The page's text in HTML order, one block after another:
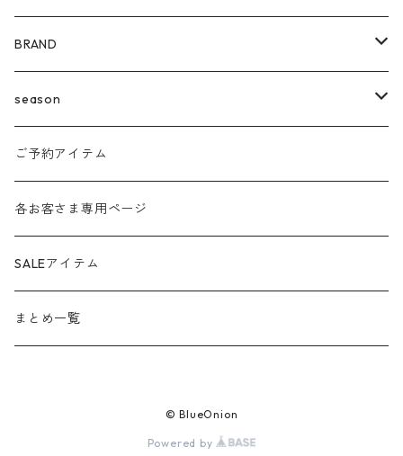
BRAND
agnost
amo
anana
ante aciem
any
season
24ss
24aw
25ss
25aw
ご予約アイテム
各お客さま専用ページ
SALEアイテム
まとめ一覧
© BlueOnion
Powered by